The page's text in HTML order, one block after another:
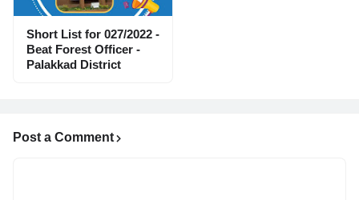
Short List for 027/2022 -
Beat Forest Officer -
Palakkad District
Post a Comment